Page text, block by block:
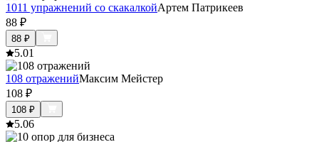
1011 упражнений со скакалкойАртем Патрикеев
88 ₽
88 ₽
5.01
108 отраженийМаксим Мейстер
108 ₽
108 ₽
5.06